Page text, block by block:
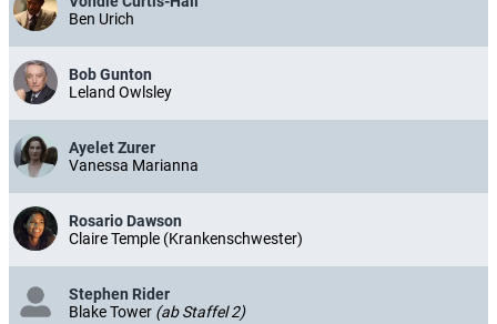
Ben Urich
Bob Gunton
Leland Owlsley
Ayelet Zurer
Vanessa Marianna
Rosario Dawson
Claire Temple (Krankenschwester)
Stephen Rider
Blake Tower (ab Staffel 2)